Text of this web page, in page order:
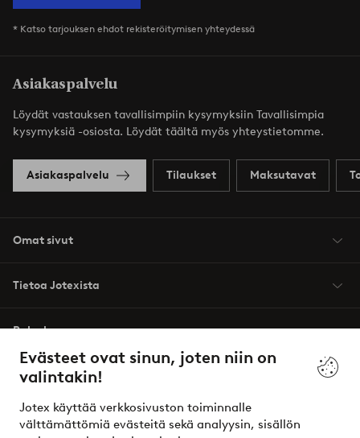
Evästeet ovat sinun, joten niin on
valintakin!
Jotex käyttää verkkosivuston toiminnalle
välttämättömiä evästeitä sekä analyysin, sisällön
* Katso tarjouksen ehdot rekisteröitymisen yhteydessä
Asiakaspalvelu
Löydät vastauksen tavallisimpiin kysymyksiin Tavallisimpia
kysymyksiä -osiosta. Löydät täältä myös yhteystietomme.
Asiakaspalvelu Tilaukset Maksutavat
Omat sivut
Tietoa Jotexista
Palvelumme
Ehdot
Ystävät